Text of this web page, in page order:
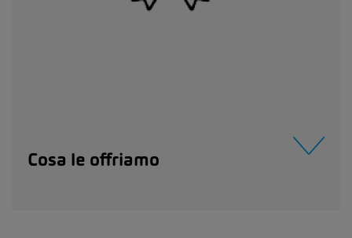
Cosa le offriamo